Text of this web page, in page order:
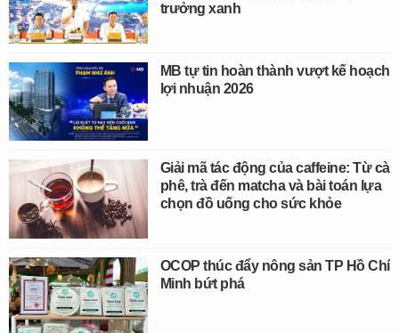
trưởng xanh
MB tự tin hoàn thành vượt kế hoạch
lợi nhuận 2026
Giải mã tác động của caffeine: Từ cà
phê, trà đến matcha và bài toán lựa
chọn đồ uống cho sức khỏe
OCOP thúc đẩy nông sản TP Hồ Chí
Minh bứt phá